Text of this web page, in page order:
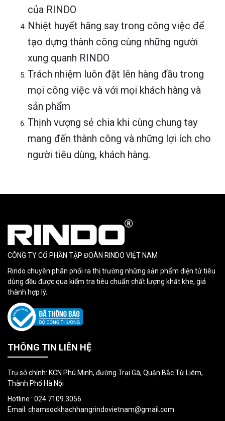
của RINDO
Nhiệt huyết hăng say trong công việc để
tạo dựng thành công cùng những người
xung quanh RINDO
Trách nhiệm luôn đặt lên hàng đầu trong
mọi công việc và với mọi khách hàng và
sản phẩm
Thịnh vượng sẻ chia khi cùng chung tay
mang đến thành công và những lợi ích cho
người tiêu dùng, khách hàng.
CÔNG TY CỔ PHẦN TẬP ĐOÀN RINDO VIỆT NAM
Rindo chuyên phân phối ra thị trường những sản phẩm điện tử tiêu
dùng đều được qua kiểm tra tiêu chuẩn chất lượng khắt khe, giá
thành hợp lý.
THÔNG TIN LIÊN HỆ
Trụ sở chính: KCN Phú Minh, đường Trại Gà, Quận Bắc Từ Liêm,
Thành Phố Hà Nội
Hotline : 024.7109.3056
Email: chamsockhachhangrindovietnam@gmail.com